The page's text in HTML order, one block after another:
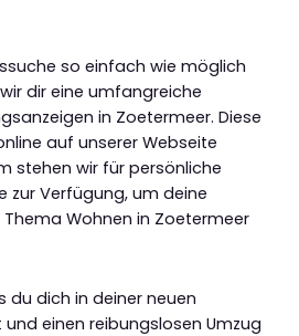
so einfach wie möglich
dir eine umfangreiche
in Zoetermeer. Diese
auf unserer Webseite
stehen wir für persönliche
zur Verfügung, um deine
Wohnen in Zoetermeer
du dich in deiner neuen
einen reibungslosen Umzug